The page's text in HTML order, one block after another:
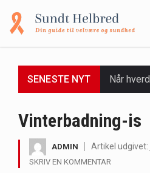
SENESTE NYT
Vinterbadning-is
ADMIN Artikel udgivet:
SKRIV EN KOMMENTAR